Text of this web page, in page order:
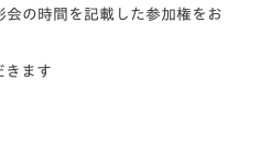
の時間を記載した参加権をお
きます